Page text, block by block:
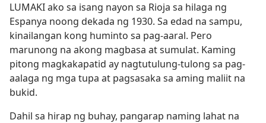
LUMAKI ako sa isang nayon sa Rioja sa hilaga ng
Espanya noong dekada ng 1930. Sa edad na sampu,
kinailangan kong huminto sa pag-aaral. Pero
marunong na akong magbasa at sumulat. Kaming
pitong magkakapatid ay nagtutulung-tulong sa pag-
aalaga ng mga tupa at pagsasaka sa aming maliit na
bukid.
Dahil sa hirap ng buhay, pangarap naming lahat na